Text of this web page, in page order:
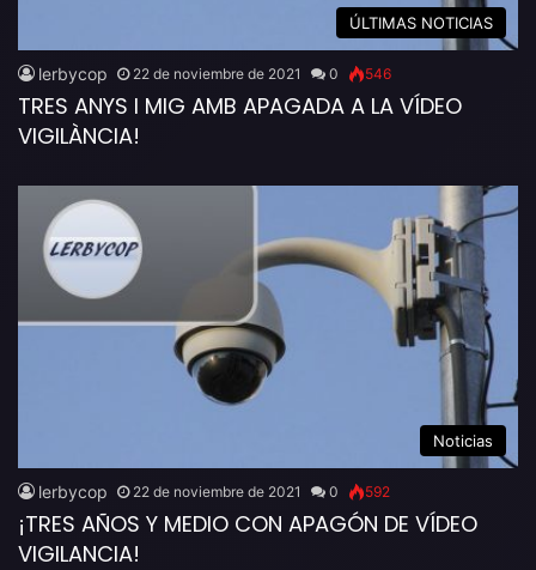
ÚLTIMAS NOTICIAS
lerbycop 22 de noviembre de 2021 0 546
TRES ANYS I MIG AMB APAGADA A LA VÍDEO
VIGILÀNCIA!
Noticias
lerbycop 22 de noviembre de 2021 0 592
¡TRES AÑOS Y MEDIO CON APAGÓN DE VÍDEO
VIGILANCIA!